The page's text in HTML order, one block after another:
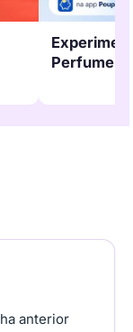
Perfume
anterior